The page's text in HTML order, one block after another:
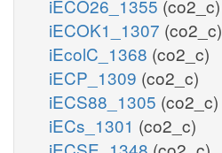
iECO26_1355 (co2_c)
iECOK1_1307 (co2_c)
iEcolC_1368 (co2_c)
iECP_1309 (co2_c)
iECS88_1305 (co2_c)
iECs_1301 (co2_c)